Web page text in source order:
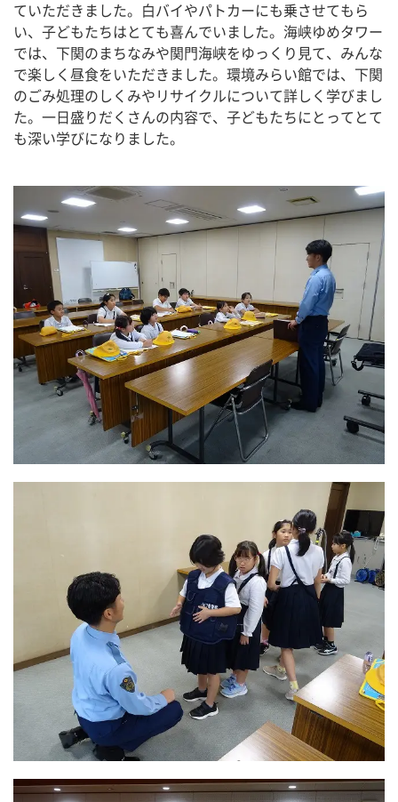
ていただきました。白バイやパトカーにも乗させてもら
い、子どもたちはとても喜んでいました。海峡ゆめタワー
では、下関のまちなみや関門海峡をゆっくり見て、みんな
で楽しく昼食をいただきました。環境みらい館では、下関
のごみ処理のしくみやリサイクルについて詳しく学びまし
た。一日盛りだくさんの内容で、子どもたちにとってとて
も深い学びになりました。